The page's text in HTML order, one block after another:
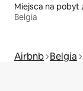
Belgia
Airbnb Belgia